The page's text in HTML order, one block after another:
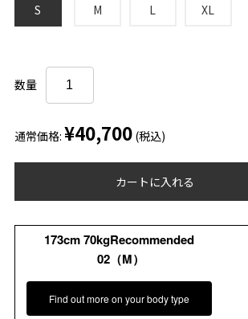
S M L XL
数量
通常価格: ¥40,700 (税込)
カートに入れる
173cm 70kgRecommended
02（M）
Find out more on your body type